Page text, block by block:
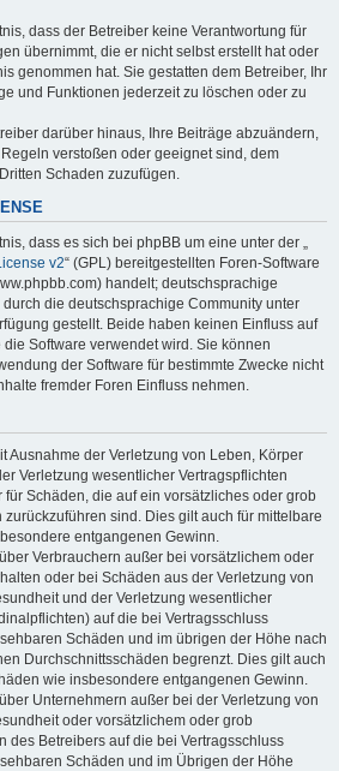
dass der Betreiber keine Verantwortung für
übernimmt, die er nicht selbst erstellt hat oder
genommen hat. Sie gestatten dem Betreiber, Ihr
und Funktionen jederzeit zu löschen oder zu
darüber hinaus, Ihre Beiträge abzuändern,
verstoßen oder geeignet sind, dem
Schaden zuzufügen.
dass es sich bei phpBB um eine unter der „
v2“ (GPL) bereitgestellten Foren-Software
handelt; deutschsprachige
durch die deutschsprachige Community unter
gestellt. Beide haben keinen Einfluss auf
die Software verwendet wird. Sie können
der Software für bestimmte Zwecke nicht
fremder Foren Einfluss nehmen.
Ausnahme der Verletzung von Leben, Körper
Verletzung wesentlicher Vertragspflichten
Schäden, die auf ein vorsätzliches oder grob
sind. Dies gilt auch für mittelbare
entgangenen Gewinn.
Verbrauchern außer bei vorsätzlichem oder
oder bei Schäden aus der Verletzung von
und der Verletzung wesentlicher
auf die bei Vertragsschluss
Schäden und im übrigen der Höhe nach
Durchschnittsschäden begrenzt. Dies gilt auch
wie insbesondere entgangenen Gewinn.
Unternehmern außer bei der Verletzung von
oder vorsätzlichem oder grob
des Betreibers auf die bei Vertragsschluss
Schäden und im Übrigen der Höhe